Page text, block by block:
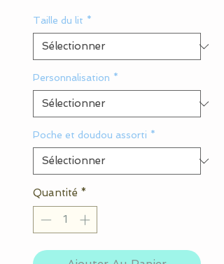
Taille du lit *
Personnalisation *
Poche et doudou assorti *
Quantité *